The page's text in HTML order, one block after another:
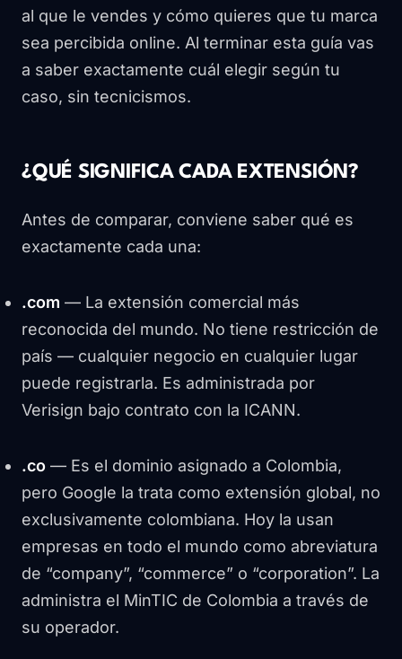
al que le vendes y cómo quieres que tu marca
sea percibida online. Al terminar esta guía vas
a saber exactamente cuál elegir según tu
caso, sin tecnicismos.
¿QUÉ SIGNIFICA CADA EXTENSIÓN?
Antes de comparar, conviene saber qué es
exactamente cada una:
.com — La extensión comercial más
reconocida del mundo. No tiene restricción de
país — cualquier negocio en cualquier lugar
puede registrarla. Es administrada por
Verisign bajo contrato con la ICANN.
.co — Es el dominio asignado a Colombia,
pero Google la trata como extensión global, no
exclusivamente colombiana. Hoy la usan
empresas en todo el mundo como abreviatura
de “company”, “commerce” o “corporation”. La
administra el MinTIC de Colombia a través de
su operador.